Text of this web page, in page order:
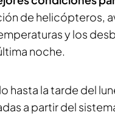
de helicópteros,
y los
noche.
hasta la tarde del
a partir del